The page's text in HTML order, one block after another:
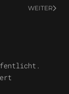
WEITER